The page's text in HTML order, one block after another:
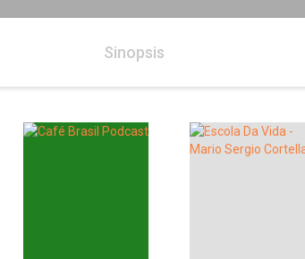
Sinopsis